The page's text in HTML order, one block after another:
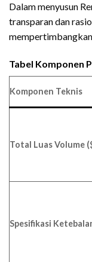
Dalam menyusun
transparan dan
Tabel Komponen
Komponen Teknis
Total Luas Volume
Spesifikasi